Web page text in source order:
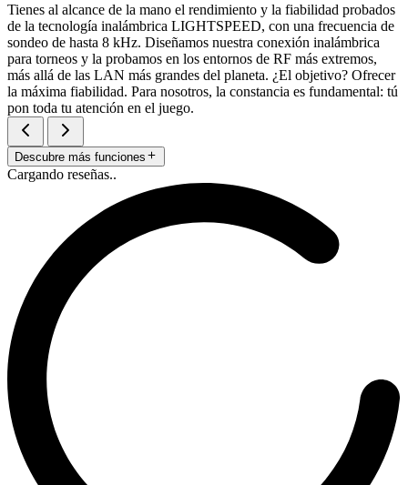
Tienes al alcance de la mano el rendimiento y la fiabilidad probados
de la tecnología inalámbrica LIGHTSPEED, con una frecuencia de
sondeo de hasta 8 kHz. Diseñamos nuestra conexión inalámbrica
para torneos y la probamos en los entornos de RF más extremos,
más allá de las LAN más grandes del planeta. ¿El objetivo? Ofrecer
la máxima fiabilidad. Para nosotros, la constancia es fundamental: tú
pon toda tu atención en el juego.
Descubre más funciones
Cargando reseñas..